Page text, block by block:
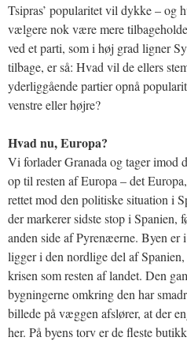
Tsipras’ popularitet vil dykke – og
vælgere nok være mere
ved et parti, som i høj grad ligner
tilbage, er så: Hvad vil de ellers
yderliggående partier opnå
venstre eller højre?
Hvad nu, Europa?
Vi forlader Granada og tager imod
op til resten af Europa – det
rettet mod den politiske situation i
der markerer sidste stop i Spanien,
anden side af Pyrenæerne. Byen er
ligger i den nordlige del af
krisen som resten af landet. Den
bygningerne omkring den har
billede på væggen afslører, at der
her. På byens torv er de fleste